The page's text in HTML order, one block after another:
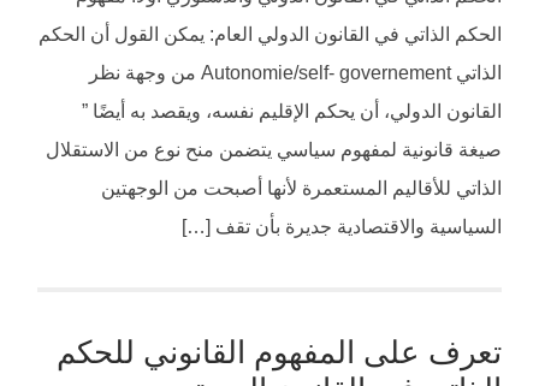
الحكم الذاتي في القانون الدولي العام: يمكن القول أن الحكم
الذاتي Autonomie/self- governement من وجهة نظر
القانون الدولي، أن يحكم الإقليم نفسه، ويقصد به أيضًا ”
صيغة قانونية لمفهوم سياسي يتضمن منح نوع من الاستقلال
الذاتي للأقاليم المستعمرة لأنها أصبحت من الوجهتين
السياسية والاقتصادية جديرة بأن تقف […]
تعرف على المفهوم القانوني للحكم